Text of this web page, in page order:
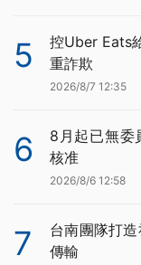
5
控Uber Eats
重詐欺
2026/8/7 12:35
6
8月起已無委
核准
2026/8/6 12:58
7
台南團隊打
傳輸